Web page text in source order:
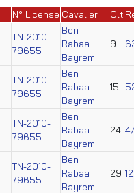
N° License Cavalier Clt
TN-2010-
79655
Ben
Rabaa
Bayrem
9
TN-2010-
79655
Ben
Rabaa
Bayrem
15
TN-2010-
79655
Ben
Rabaa
Bayrem
24
TN-2010-
79655
Ben
Rabaa
Bayrem
29